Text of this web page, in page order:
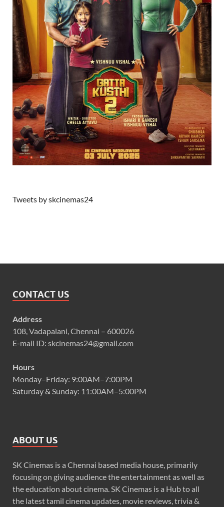
Tweets by skcinemas24
CONTACT US
Address
108, Vadapalani, Chennai – 600026
E-mail ID: skcinemas24@gmail.com
Hours
Monday–Friday: 9:00AM–7:00PM
Saturday & Sunday: 11:00AM–5:00PM
ABOUT US
SK Cinemas is a Chennai based media house, primarily
focusing on giving audience the entertainment as well as
the education about cinema. SK Cinemas is a Hub to all
the latest tamil cinema updates, movie reviews, trivia &